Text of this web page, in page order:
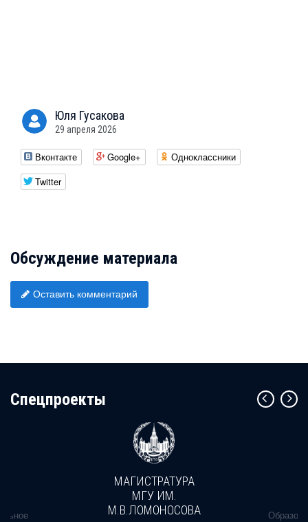
Юля Гусакова
29 апреля 2026
Вконтакте Google+
Одноклассники
Twitter
Обсуждение материала
Оставить комментарий
Cпецпроекты
МАГИСТРАТУРА
МГУ ИМ.
М.В.ЛОМОНОСОВА